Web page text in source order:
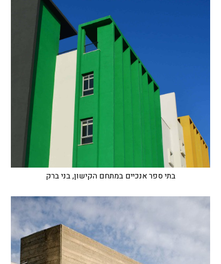
בתי ספר אנכיים במתחם הקישון, בני ברק